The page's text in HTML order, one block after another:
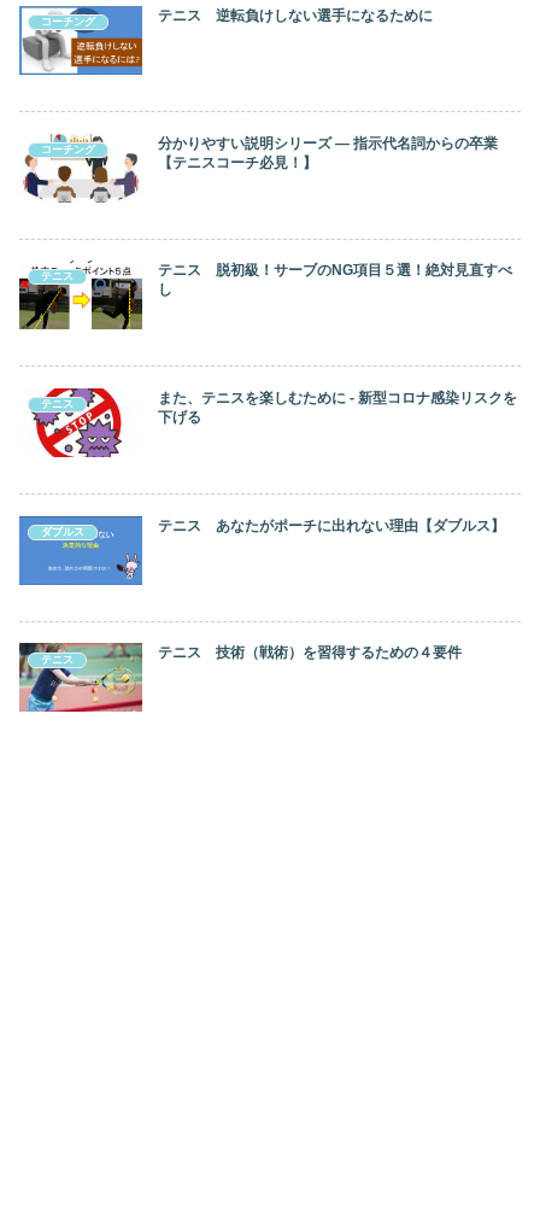
コーチング テニス 逆転負けしない選手になるために
コーチング
分かりやすい説明シリーズ ― 指示代名詞からの卒業
【テニスコーチ必見！】
テニス
テニス 脱初級！サーブのNG項目５選！絶対見直すべ
し
テニス
また、テニスを楽しむために ‐ 新型コロナ感染リスクを
下げる
ダブルス テニス あなたがポーチに出れない理由【ダブルス】
テニス テニス 技術（戦術）を習得するための４要件